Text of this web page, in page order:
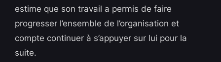
estime que son travail a permis de faire
progresser l’ensemble de l’organisation et
compte continuer à s’appuyer sur lui pour la
suite.